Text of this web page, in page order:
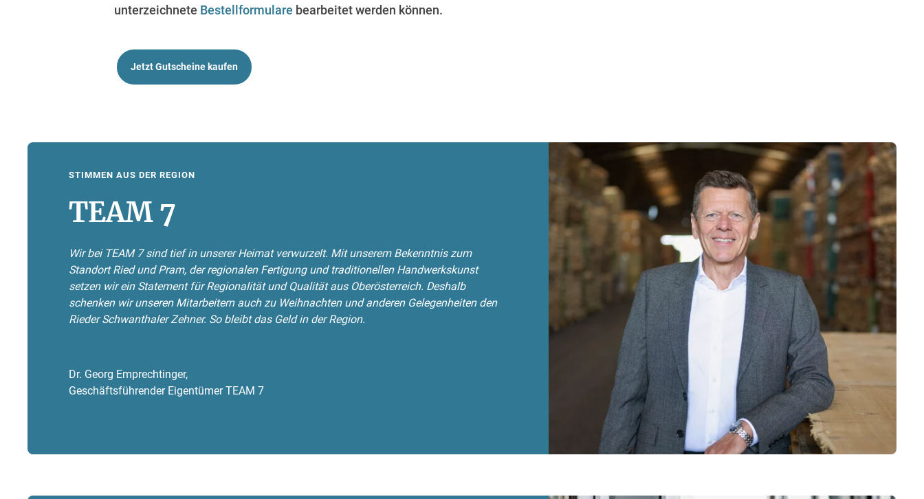
unterzeichnete Bestellformulare bearbeitet werden können.
Jetzt Gutscheine kaufen
STIMMEN AUS DER REGION
TEAM 7
Wir bei TEAM 7 sind tief in unserer Heimat verwurzelt. Mit unserem Bekenntnis zum
Standort Ried und Pram, der regionalen Fertigung und traditionellen Handwerkskunst
setzen wir ein Statement für Regionalität und Qualität aus Oberösterreich. Deshalb
schenken wir unseren Mitarbeitern auch zu Weihnachten und anderen Gelegenheiten den
Rieder Schwanthaler Zehner. So bleibt das Geld in der Region.
Dr. Georg Emprechtinger,
Geschäftsführender Eigentümer TEAM 7